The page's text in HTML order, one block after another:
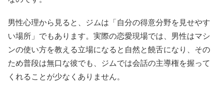
男性心理から見ると、ジムは「自分の得意分野を見せやす
い場所」でもあります。実際の恋愛現場では、男性はマシ
ンの使い方を教える立場になると自然と饒舌になり、その
ため普段は無口な彼でも、ジムでは会話の主導権を握って
くれることが少なくありません。